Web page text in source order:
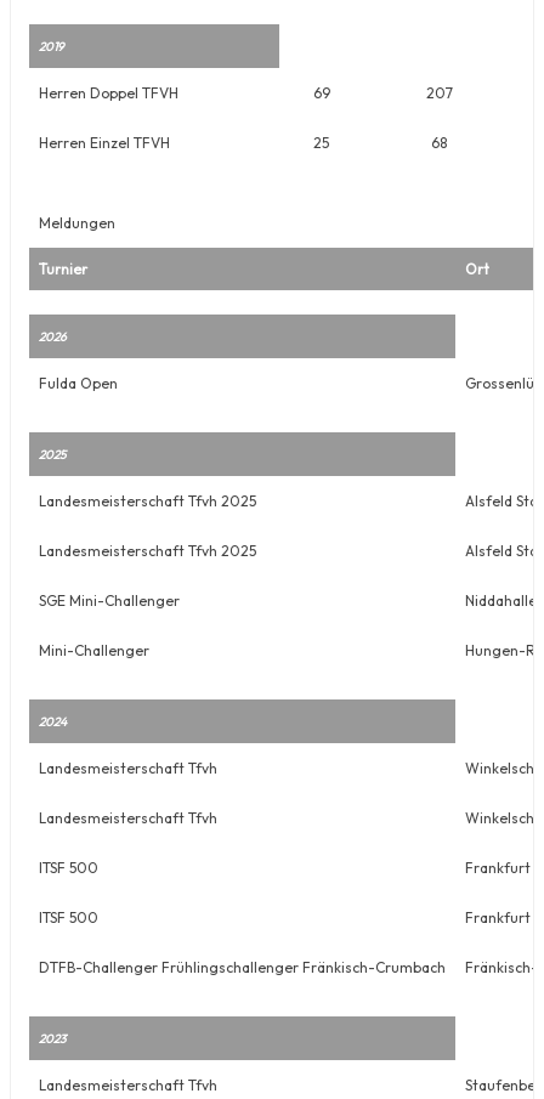
2019
Herren Doppel TFVH 69 207
Herren Einzel TFVH 25 68
Meldungen
Turnier Ort
2026
Fulda Open
2025
Landesmeisterschaft Tfvh 2025 Alsfeld
Landesmeisterschaft Tfvh 2025 Alsfeld
SGE Mini-Challenger Niddahalle
Mini-Challenger Hungen-
2024
Landesmeisterschaft Tfvh
Landesmeisterschaft Tfvh
ITSF 500 Frankfurt
ITSF 500 Frankfurt
DTFB-Challenger Frühlingschallenger Fränkisch-Crumbach Fränkisch-
2023
Landesmeisterschaft Tfvh